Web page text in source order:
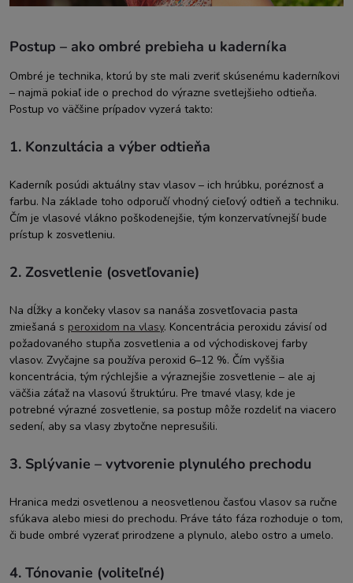
Postup – ako ombré prebieha u kaderníka
Ombré je technika, ktorú by ste mali zveriť skúsenému kaderníkovi
– najmä pokiaľ ide o prechod do výrazne svetlejšieho odtieňa.
Postup vo väčšine prípadov vyzerá takto:
1. Konzultácia a výber odtieňa
Kaderník posúdi aktuálny stav vlasov – ich hrúbku, poréznosť a
farbu. Na základe toho odporučí vhodný cieľový odtieň a techniku.
Čím je vlasové vlákno poškodenejšie, tým konzervatívnejší bude
prístup k zosvetleniu.
2. Zosvetlenie (osvetľovanie)
Na dĺžky a končeky vlasov sa nanáša zosvetľovacia pasta
zmiešaná s peroxidom na vlasy. Koncentrácia peroxidu závisí od
požadovaného stupňa zosvetlenia a od východiskovej farby
vlasov. Zvyčajne sa používa peroxid 6–12 %. Čím vyššia
koncentrácia, tým rýchlejšie a výraznejšie zosvetlenie – ale aj
väčšia záťaž na vlasovú štruktúru. Pre tmavé vlasy, kde je
potrebné výrazné zosvetlenie, sa postup môže rozdeliť na viacero
sedení, aby sa vlasy zbytočne nepresušili.
3. Splývanie – vytvorenie plynulého prechodu
Hranica medzi osvetlenou a neosvetlenou časťou vlasov sa ručne
sfúkava alebo miesi do prechodu. Práve táto fáza rozhoduje o tom,
či bude ombré vyzerať prirodzene a plynulo, alebo ostro a umelo.
4. Tónovanie (voliteľné)